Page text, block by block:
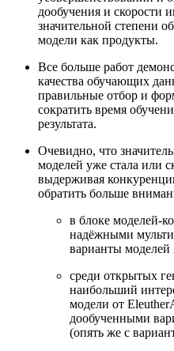
дообучения и скорости
значительной степени
модели как продукты.
Все больше работ
качества обучающих
правильные отбор и
сократить время
результата.
Очевидно, что
моделей уже стала или
выдерживая
обратить больше
в блоке моделей-
надёжными
варианты
среди открытых
наибольший
модели от
дообученными
(опять же с